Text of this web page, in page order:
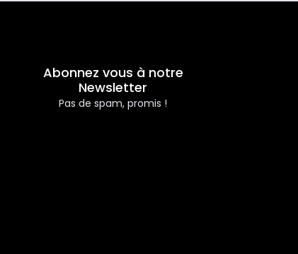
Abonnez vous à notre
Newsletter
Pas de spam, promis !